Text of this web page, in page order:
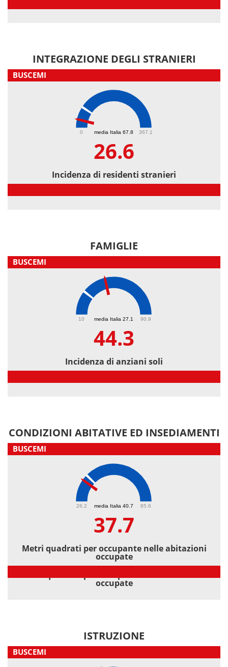
INTEGRAZIONE DEGLI STRANIERI
BUSCEMI
media Italia 67.8
0 367.1
26.6
Incidenza di residenti stranieri
FAMIGLIE
BUSCEMI
media Italia 27.1
10 90.9
44.3
Incidenza di anziani soli
CONDIZIONI ABITATIVE ED INSEDIAMENTI
BUSCEMI
media Italia 40.7
26.2 85.6
37.7
Metri quadrati per occupante nelle abitazioni
occupate
occupate
ISTRUZIONE
BUSCEMI